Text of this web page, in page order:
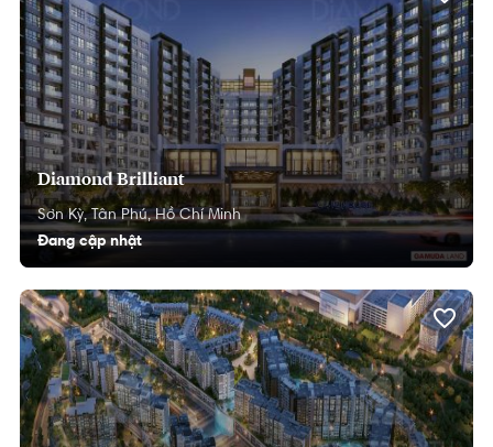
Diamond Brilliant
Sơn Kỳ, Tân Phú, Hồ Chí Minh
Đang cập nhật